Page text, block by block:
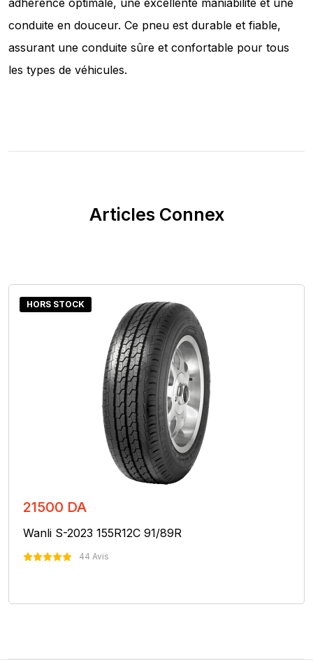
conduite en douceur. Ce pneu est durable et fiable,
assurant une conduite sûre et confortable pour tous
les types de véhicules.
Articles Connex
HORS STOCK
21500 DA
Wanli S-2023 155R12C 91/89R
44 Avis